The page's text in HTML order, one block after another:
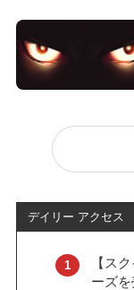
デイリー アクセス
【ス
ーズ